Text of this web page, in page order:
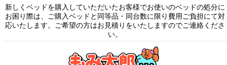
新しくベッドを購入していただいたお客様でお使いのベッドの処分に
お困り際は、ご購入ベッドと同等品・同台数に限り費用ご負担にて対
応いたします。ご希望の方はお見積りをいたしますのでご連絡くださ
い。